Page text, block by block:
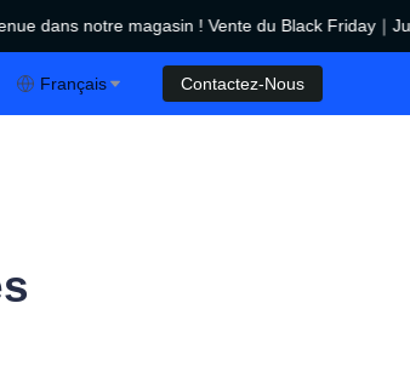
dans notre magasin ! Vente du Black Friday｜
｜Jusqu'à 450 $ de réduction !
Français Contactez-Nous